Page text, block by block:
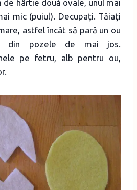
de hârtie două ovale, unul mai
mic (puiul). Decupaţi. Tăiaţi
astfel încât să pară un ou
din pozele de mai jos.
pe fetru, alb pentru ou,